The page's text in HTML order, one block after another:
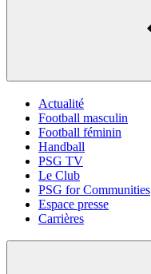
Actualité
Football masculin
Football féminin
Handball
PSG TV
Le Club
PSG for Communities
Espace presse
Carrières